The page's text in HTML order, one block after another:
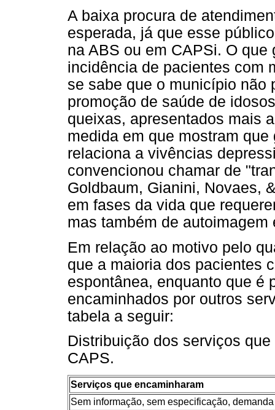
A baixa procura de
esperada, já que esse
na ABS ou em CAPSi. O
incidência de pacientes com
se sabe que o município
promoção de saúde de
queixas, apresentados mais
medida em que mostram
relaciona a vivências
convencionou chamar de
Goldbaum, Gianini, Novaes,
em fases da vida que
mas também de autoimagem
Em relação ao motivo pelo
que a maioria dos pacientes
espontânea, enquanto que é
encaminhados por outros
tabela a seguir:
Distribuição dos serviços
CAPS.
Serviços que encaminharam
Sem informação, sem especificação,